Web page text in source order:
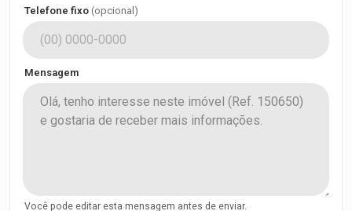
Telefone fixo (opcional)
Mensagem
Você pode editar esta mensagem antes de enviar.